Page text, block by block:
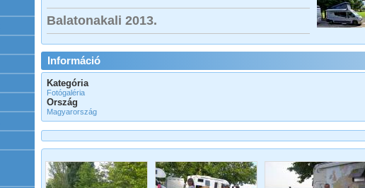
Balatonakali 2013.
Információ
Kategória
Fotógaléria
Ország
Magyarország